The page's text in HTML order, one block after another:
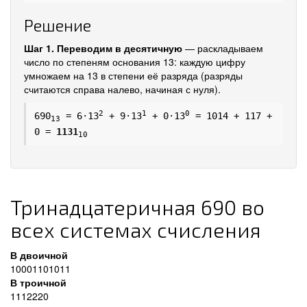
Решение
Шаг 1. Переводим в десятичную — раскладываем
число по степеням основания 13: каждую цифру
умножаем на 13 в степени её разряда (разряды
считаются справа налево, начиная с нуля).
69013 = 6·132 + 9·131 + 0·130
= 1014 + 117 +
0 = 1131 10
Тринадцатеричная 690 во
всех системах счисления
В двоичной
10001101011
В троичной
1112220